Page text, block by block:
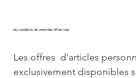
les conditions de vente des offres club
Les offres  d'articles
exclusivement disponibles